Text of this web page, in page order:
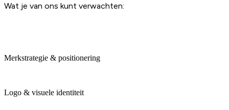
Wat je van ons kunt verwachten:
Merkstrategie & positionering
Logo & visuele identiteit